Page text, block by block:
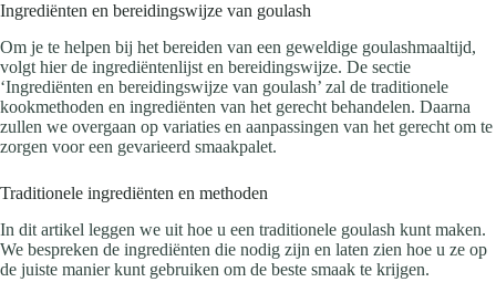
Ingrediënten en bereidingswijze van goulash
Om je te helpen bij het bereiden van een geweldige goulashmaaltijd,
volgt hier de ingrediëntenlijst en bereidingswijze. De sectie
‘Ingrediënten en bereidingswijze van goulash’ zal de traditionele
kookmethoden en ingrediënten van het gerecht behandelen. Daarna
zullen we overgaan op variaties en aanpassingen van het gerecht om te
zorgen voor een gevarieerd smaakpalet.
Traditionele ingrediënten en methoden
In dit artikel leggen we uit hoe u een traditionele goulash kunt maken.
We bespreken de ingrediënten die nodig zijn en laten zien hoe u ze op
de juiste manier kunt gebruiken om de beste smaak te krijgen.